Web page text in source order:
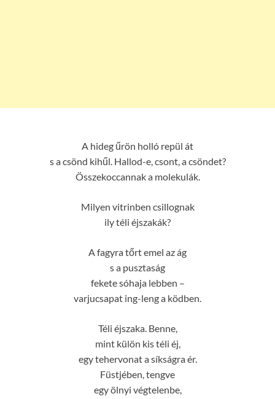
A hideg űrön holló repül át
s a csönd kihűl. Hallod-e, csont, a csöndet?
Összekoccannak a molekulák.
Milyen vitrinben csillognak
ily téli éjszakák?
A fagyra tőrt emel az ág
s a pusztaság
fekete sóhaja lebben –
varjucsapat ing-leng a ködben.
Téli éjszaka. Benne,
mint külön kis téli éj,
egy tehervonat a síkságra ér.
Füstjében, tengve
egy ölnyi végtelenbe,